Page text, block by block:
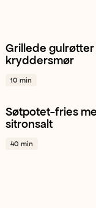
Gulrot Gressløk
Grillede
kryddersmør
10 min
Søtpotet Hvitløk
Søtpotet-fries
sitronsalt
40 min